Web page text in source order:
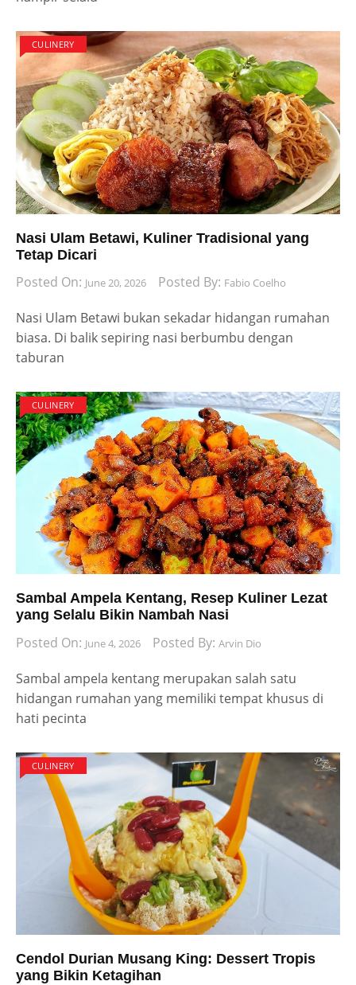
CULINERY
Nasi Ulam Betawi, Kuliner Tradisional yang
Tetap Dicari
Posted On: June 20, 2026 Posted By: Fabio Coelho
Nasi Ulam Betawi bukan sekadar hidangan rumahan
biasa. Di balik sepiring nasi berbumbu dengan
taburan
CULINERY
Sambal Ampela Kentang, Resep Kuliner Lezat
yang Selalu Bikin Nambah Nasi
Posted On: June 4, 2026 Posted By: Arvin Dio
Sambal ampela kentang merupakan salah satu
hidangan rumahan yang memiliki tempat khusus di
hati pecinta
CULINERY
Cendol Durian Musang King: Dessert Tropis
yang Bikin Ketagihan